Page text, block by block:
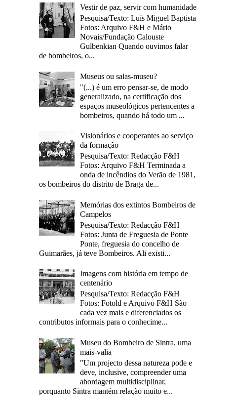
Vestir de paz, servir com humanidade
Pesquisa/Texto: Luís Miguel Baptista
Fotos: Arquivo F&H e Mário
Novais/Fundação Calouste
Gulbenkian Quando ouvimos falar
de bombeiros, o...
Museus ou salas-museu?
"(...) é um erro pensar-se, de modo
generalizado, na certificação dos
espaços museológicos pertencentes a
bombeiros, quando há todo um ...
Visionários e cooperantes ao serviço
da formação
Pesquisa/Texto: Redacção F&H
Fotos: Arquivo F&H Terminada a
onda de incêndios do Verão de 1981,
os bombeiros do distrito de Braga de...
Memórias dos extintos Bombeiros de
Campelos
Pesquisa/Texto: Redacção F&H
Fotos: Junta de Freguesia de Ponte
Ponte, freguesia do concelho de
Guimarães, já teve Bombeiros. Ali existi...
Imagens com história em tempo de
centenário
Pesquisa/Texto: Redacção F&H
Fotos: Fotold e Arquivo F&H São
cada vez mais e diferenciados os
contributos informais para o conhecime...
Museu do Bombeiro de Sintra, uma
mais-valia
"Um projecto dessa natureza pode e
deve, inclusive, compreender uma
abordagem multidisciplinar,
porquanto Sintra mantém relação muito e...